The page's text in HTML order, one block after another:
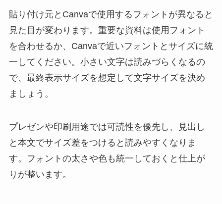
貼り付け元とCanvaで使用するフォントが異なると
見た目が変わります。重要な資料は使用フォント
を合わせるか、Canvaで近いフォントとサイズに統
一してください。小さい文字は読みづらくなるの
で、最終表示サイズを想定して文字サイズを決め
ましょう。
プレゼンや印刷用途では可読性を優先し、見出し
と本文でサイズ差をつけると読みやすくなりま
す。フォントの太さや色も統一しておくと仕上が
りが整います。